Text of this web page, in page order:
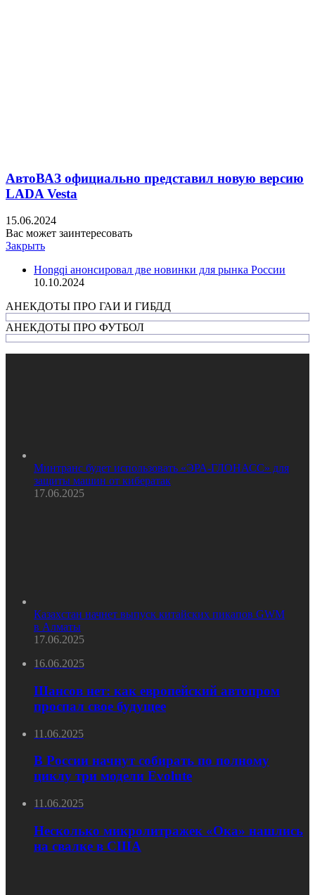
АвтоВАЗ официально представил новую версию
LADA Vesta
15.06.2024
Вас может заинтересовать
Закрыть
Hongqi анонсировал две новинки для рынка России
10.10.2024
АНЕКДОТЫ ПРО ГАИ И ГИБДД
АНЕКДОТЫ ПРО ФУТБОЛ
Минтранс будет использовать «ЭРА-ГЛОНАСС» для
защиты машин от кибератак
17.06.2025
Казахстан начнет выпуск китайских пикапов GWM
в Алматы
17.06.2025
16.06.2025
Шансов нет: как европейский автопром
проспал свое будущее
11.06.2025
В России начнут собирать по полному
циклу три модели Evolute
11.06.2025
Несколько микролитражек «Ока» нашлись
на свалке в США